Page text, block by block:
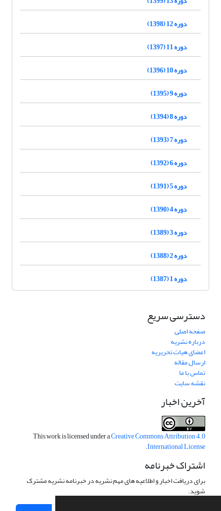
دوره 12 (1398)
دوره 11 (1397)
دوره 10 (1396)
دوره 9 (1395)
دوره 8 (1394)
دوره 7 (1393)
دوره 6 (1392)
دوره 5 (1391)
دوره 4 (1390)
دوره 3 (1389)
دوره 2 (1388)
دوره 1 (1387)
دسترسی سریع
صفحه اصلی
درباره نشریه
اعضای هیات تحریریه
ارسال مقاله
تماس با ما
نقشه سایت
آخرین اخبار
This work is licensed under aCreative Commons Attribution 4.0
International License
.
اشتراک خبرنامه
برای دریافت اخبار و اطلاعیه های مهم نشریه در خبرنامه نشریه مشترک
شوید.